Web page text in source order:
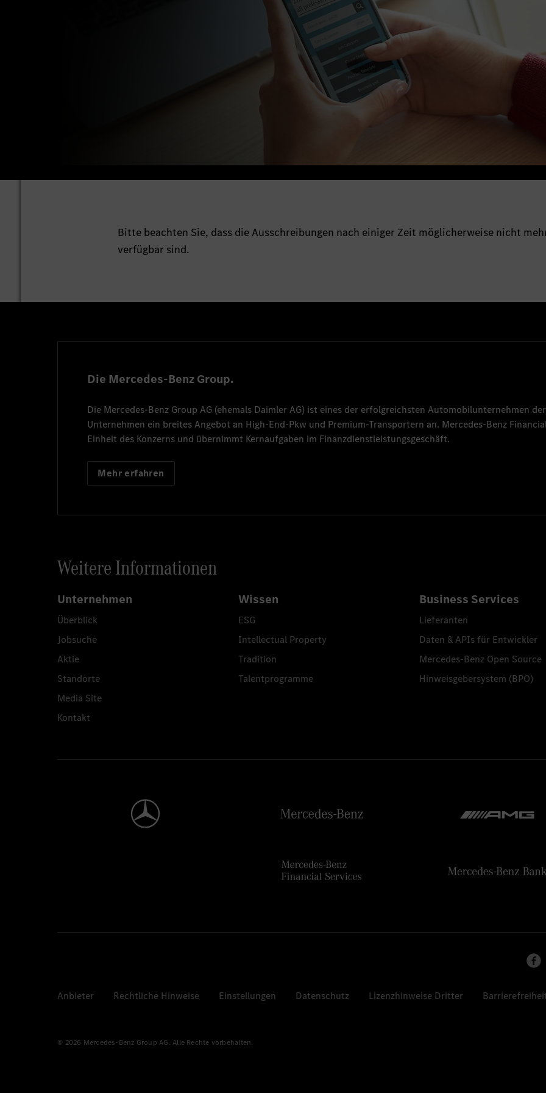
Bitte beachten Sie, dass die Ausschreibungen nach einiger Zeit möglicherweise nicht
verfügbar sind.
Die Mercedes-Benz Group.
Die Mercedes-Benz Group AG (ehemals Daimler AG) ist eines der erfolgreichsten Automobilunternehmen
Unternehmen ein breites Angebot an High-End-Pkw und Premium-Transportern an. Mercedes-Benz
Einheit des Konzerns und übernimmt Kernaufgaben im Finanzdienstleistungsgeschäft.
Mehr erfahren
Weitere Informationen
Unternehmen
Überblick
Jobsuche
Aktie
Standorte
Media Site
Kontakt
Wissen
ESG
Intellectual Property
Tradition
Talentprogramme
Business Services
Lieferanten
Daten & APIs für Entwickler
Mercedes-Benz Open Source
Hinweisgebersystem (BPO)
Anbieter Rechtliche Hinweise Einstellungen Datenschutz Lizenzhinweise Dritter
© 2026 Mercedes-Benz Group AG. Alle Rechte vorbehalten.